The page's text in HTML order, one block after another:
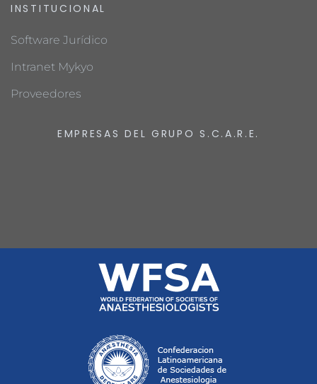
INSTITUCIONAL
Software Jurídico
Intranet Mykyo
Proveedores
EMPRESAS DEL GRUPO S.C.A.R.E.